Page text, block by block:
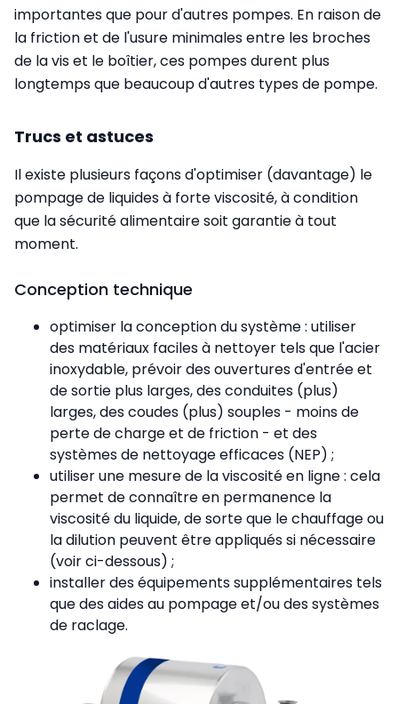
importantes que pour d'autres pompes. En raison de
la friction et de l'usure minimales entre les broches
de la vis et le boîtier, ces pompes durent plus
longtemps que beaucoup d'autres types de pompe.
Trucs et astuces
Il existe plusieurs façons d'optimiser (davantage) le
pompage de liquides à forte viscosité, à condition
que la sécurité alimentaire soit garantie à tout
moment.
Conception technique
optimiser la conception du système : utiliser
des matériaux faciles à nettoyer tels que l'acier
inoxydable, prévoir des ouvertures d'entrée et
de sortie plus larges, des conduites (plus)
larges, des coudes (plus) souples - moins de
perte de charge et de friction - et des
systèmes de nettoyage efficaces (NEP) ;
utiliser une mesure de la viscosité en ligne : cela
permet de connaître en permanence la
viscosité du liquide, de sorte que le chauffage ou
la dilution peuvent être appliqués si nécessaire
(voir ci-dessous) ;
installer des équipements supplémentaires tels
que des aides au pompage et/ou des systèmes
de raclage.